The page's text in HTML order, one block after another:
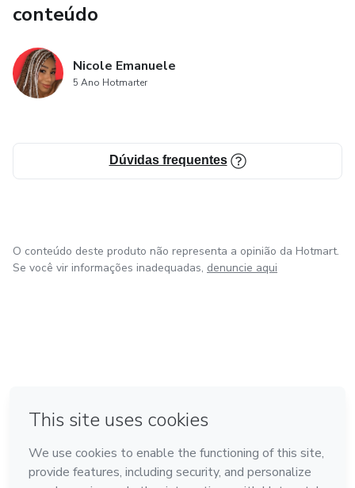
conteúdo
Nicole Emanuele
5 Ano Hotmarter
Dúvidas frequentes
O conteúdo deste produto não representa a opinião da Hotmart.
Se você vir informações inadequadas, denuncie aqui
Feito com ❤ em Bogotá